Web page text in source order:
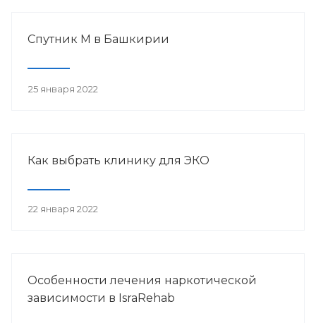
Спутник М в Башкирии
25 января 2022
Как выбрать клинику для ЭКО
22 января 2022
Особенности лечения наркотической
зависимости в IsraRehab